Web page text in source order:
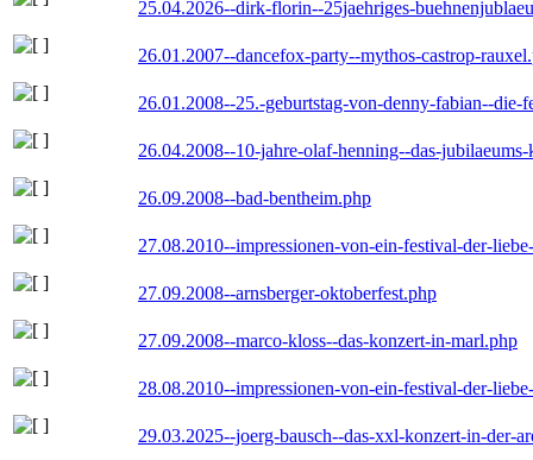
25.04.2026--dirk-florin--25jaehriges-
26.01.2007--dancefox-party--mythos-castrop-
26.01.2008--25.-geburtstag-von-denny-fabian--die-
26.04.2008--10-jahre-olaf-henning--das-
26.09.2008--bad-bentheim.php
27.08.2010--impressionen-von-ein-festival-der-
27.09.2008--arnsberger-oktoberfest.php
27.09.2008--marco-kloss--das-konzert-in-marl.php
28.08.2010--impressionen-von-ein-festival-der-
29.03.2025--joerg-bausch--das-xxl-konzert-in-der-